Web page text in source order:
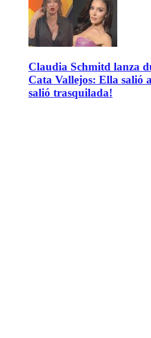
Claudia Schmitd lanza
Cata Vallejos: Ella salió
salió trasquilada!